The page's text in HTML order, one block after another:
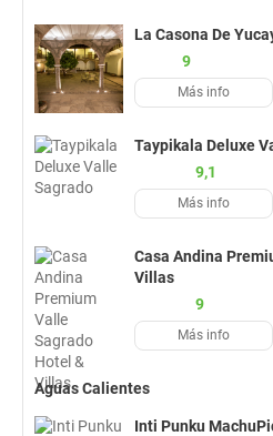
La Casona De
9
Más info
Taypikala Deluxe
9,1
Más info
Casa Andina
Villas
9
Más info
Aguas Calientes
Inti Punku